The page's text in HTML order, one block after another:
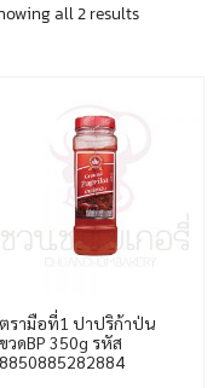
all 2 results
ตรามือที่1 ปาปริก้าป่น
ขวดBP 350g รหัส
8850885282884